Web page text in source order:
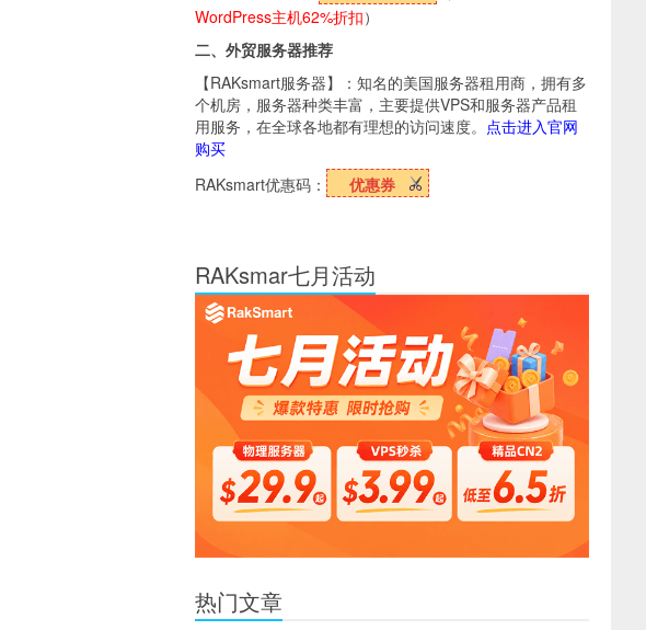
WordPress主机62%折扣）
二、外贸服务器推荐
【RAKsmart服务器】：知名的美国服务器租用商，拥有多
个机房，服务器种类丰富，主要提供VPS和服务器产品租
用服务，在全球各地都有理想的访问速度。 点击进入官网
购买
RAKsmart优惠码：
优惠券
RAKsmar七月活动
热门文章